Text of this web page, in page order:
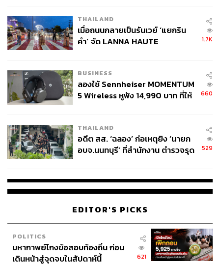
440 ล้านบาท
THAILAND
เมื่อถนนกลายเป็นรันเวย์ ‘แยกริน
คำ’ จัด LANNA HAUTE
1.7K
BUSINESS
ลองใช้ Sennheiser MOMENTUM
5 Wireless หูฟัง 14,990 บาท ที่ให้
660
THAILAND
อดีต สส. ‘ฉลอง’ ก่อเหตุยิง ‘นายก
อบจ.นนทบุรี’ ที่สำนักงาน ตำรวจรุด
529
EDITOR'S PICKS
POLITICS
มหากาพย์โกงข้อสอบท้องถิ่น ก่อน
เดินหน้าสู่จุดจบในสัปดาห์นี้
621